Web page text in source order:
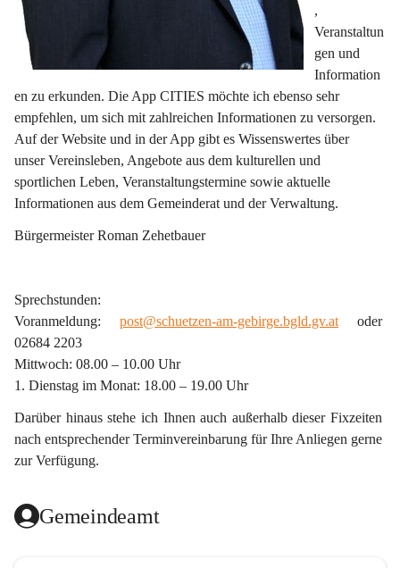
,
Veranstaltun
gen und
Information
en zu erkunden. Die App CITIES möchte ich ebenso sehr
empfehlen, um sich mit zahlreichen Informationen zu versorgen.
Auf der Website und in der App gibt es Wissenswertes über
unser Vereinsleben, Angebote aus dem kulturellen und
sportlichen Leben, Veranstaltungstermine sowie aktuelle
Informationen aus dem Gemeinderat und der Verwaltung.
Bürgermeister Roman Zehetbauer
Sprechstunden:
Voranmeldung: post@schuetzen-am-gebirge.bgld.gv.at oder
02684 2203
Mittwoch: 08.00 – 10.00 Uhr
1. Dienstag im Monat: 18.00 – 19.00 Uhr
Darüber hinaus stehe ich Ihnen auch außerhalb dieser Fixzeiten
nach entsprechender Terminvereinbarung für Ihre Anliegen gerne
zur Verfügung.
Gemeindeamt